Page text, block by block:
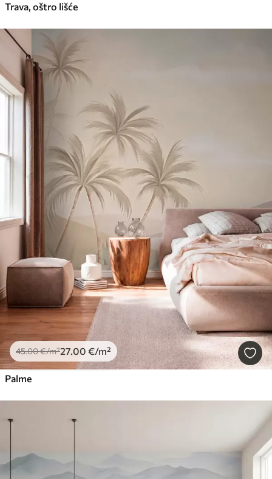
Trava, oštro lišće
45.00€/m²27.00 €/m²
Palme